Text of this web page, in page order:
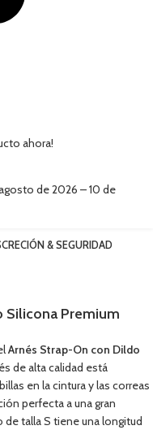
ahora!
de 2026 – 10 de
& SEGURIDAD
Silicona Premium
Arnés Strap-On con Dildo
de alta calidad está
en la cintura y las correas
perfecta a una gran
talla S tiene una longitud